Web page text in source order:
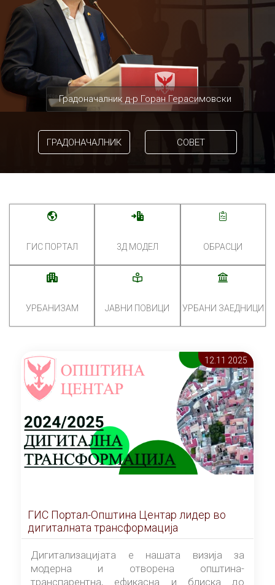
Градоначалник д-р Горан Герасимовски
ГРАДОНАЧАЛНИК СОВЕТ
ГИС ПОРТАЛ 3Д МОДЕЛ ОБРАСЦИ
УРБАНИЗАМ ЈАВНИ ПОВИЦИ УРБАНИ ЗАЕДНИЦИ
12.11 2025
ГИС Портал-Општина Центар лидер во
дигиталната трансформација
Дигитализацијата е нашата визија за
модерна и отворена општина-
транспарентна, ефикасна и блиска до